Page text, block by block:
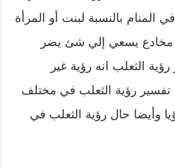
المنام بالنسبة لبنت أو المرأة
مخادع يسعي إلي شئ يضر
الثعلب انه رؤية غير
رؤية الثعلب في مختلف
وأيضا حال رؤية الثعلب في